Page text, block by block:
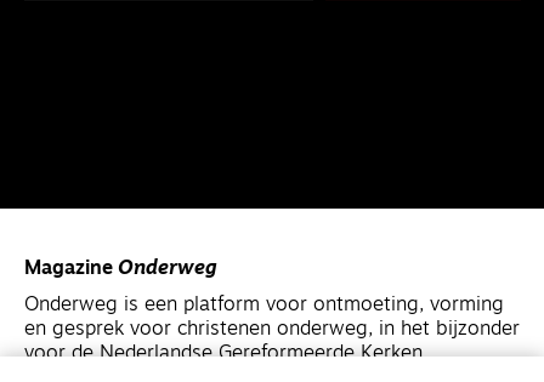
Magazine Onderweg
Onderweg is een platform voor ontmoeting, vorming
en gesprek voor christenen onderweg, in het bijzonder
voor de Nederlandse Gereformeerde Kerken.